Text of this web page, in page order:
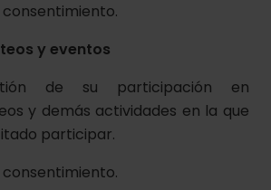
consentimiento.
y eventos
de su participación en
y demás actividades en la que
participar.
consentimiento.